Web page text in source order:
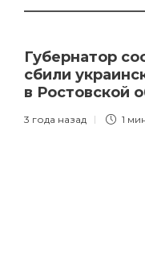
Губернатор
сбили
в Ростовской
3 года назад 1